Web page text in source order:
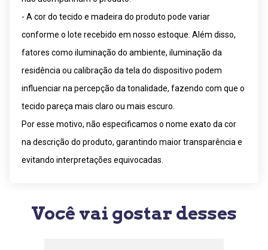
- A cor do tecido e madeira do produto pode variar
conforme o lote recebido em nosso estoque. Além disso,
fatores como iluminação do ambiente, iluminação da
residência ou calibração da tela do dispositivo podem
influenciar na percepção da tonalidade, fazendo com que o
tecido pareça mais claro ou mais escuro.
Por esse motivo, não especificamos o nome exato da cor
na descrição do produto, garantindo maior transparência e
evitando interpretações equivocadas.
Você vai gostar desses